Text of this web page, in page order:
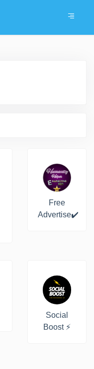
Free
Advertise✔️
Social
Boost ⚡